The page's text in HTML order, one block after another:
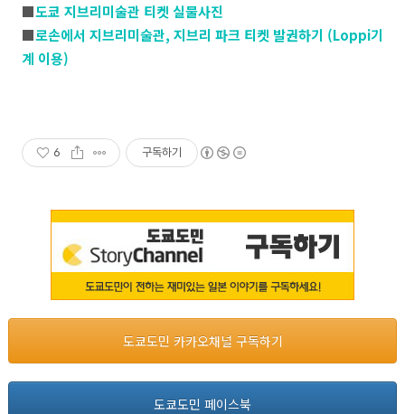
■도쿄 지브리미술관 티켓 실물사진
■로손에서 지브리미술관, 지브리 파크 티켓 발권하기 (Loppi기
계 이용)
6 구독하기
도쿄도민 카카오채널 구독하기
도쿄도민 페이스북